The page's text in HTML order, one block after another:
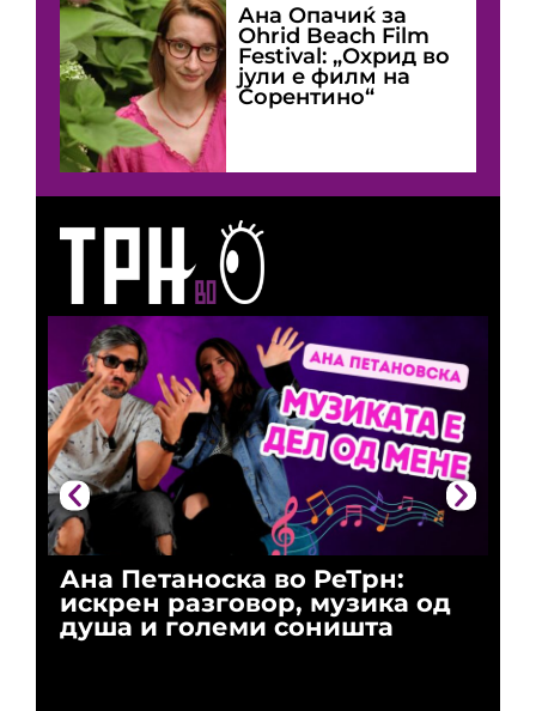
Ана Петаноска во РеТрн:
искрен разговор, музика од
душа и големи соништа
Ана Опачиќ за
Оhrid Beach Film
Festival: „Охрид во
јули е филм на
Сорентино“